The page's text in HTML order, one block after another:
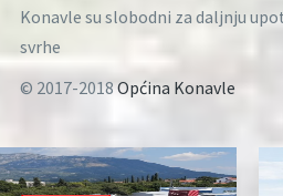
Konavle su slobodni za daljnju
svrhe
© 2017-2018Općina Konavle